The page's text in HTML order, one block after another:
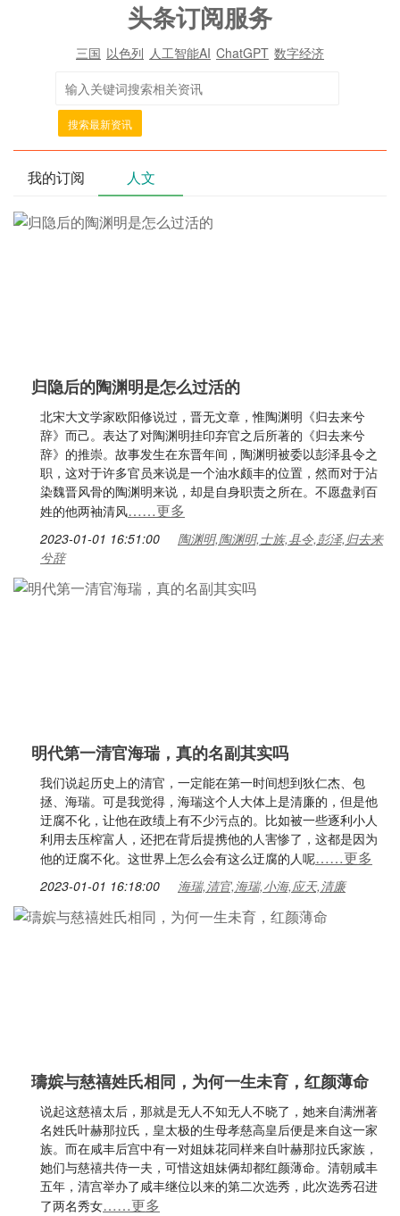
头条订阅服务
三国 以色列 人工智能AI ChatGPT 数字经济
搜索最新资讯
我的订阅 人文
归隐后的陶渊明是怎么过活的
北宋大文学家欧阳修说过，晋无文章，惟陶渊明《归去来兮
辞》而己。表达了对陶渊明挂印弃官之后所著的《归去来兮
辞》的推崇。故事发生在东晋年间，陶渊明被委以彭泽县令之
职，这对于许多官员来说是一个油水颇丰的位置，然而对于沾
染魏晋风骨的陶渊明来说，却是自身职责之所在。不愿盘剥百
姓的他两袖清风……更多
2023-01-01 16:51:00
陶渊明,陶渊明,士族,县令,彭泽,归去来
兮辞
明代第一清官海瑞，真的名副其实吗
我们说起历史上的清官，一定能在第一时间想到狄仁杰、包
拯、海瑞。可是我觉得，海瑞这个人大体上是清廉的，但是他
迂腐不化，让他在政绩上有不少污点的。比如被一些逐利小人
利用去压榨富人，还把在背后提携他的人害惨了，这都是因为
他的迂腐不化。这世界上怎么会有这么迂腐的人呢……更多
2023-01-01 16:18:00 海瑞,清官,海瑞,小海,应天,清廉
璹嫔与慈禧姓氏相同，为何一生未育，红颜薄命
说起这慈禧太后，那就是无人不知无人不晓了，她来自满洲著
名姓氏叶赫那拉氏，皇太极的生母孝慈高皇后便是来自这一家
族。而在咸丰后宫中有一对姐妹花同样来自叶赫那拉氏家族，
她们与慈禧共侍一夫，可惜这姐妹俩却都红颜薄命。清朝咸丰
五年，清宫举办了咸丰继位以来的第二次选秀，此次选秀召进
了两名秀女……更多